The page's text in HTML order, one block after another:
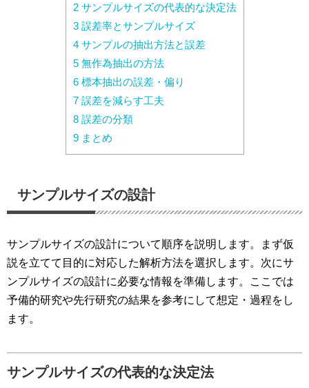
2 サンプルサイズの代表的な決定法
3 誤差率とサンプルサイズ
4 サンプルの抽出方法と誤差
5 無作為抽出の方法
6 標本抽出の誤差・偏り
7 誤差を減らす工夫
8 誤差の分類
9 まとめ
サンプルサイズの設計
サンプルサイズの設計について順序を説明します。まず仮
説を立てて目的に対応した解析方法を選択します。次にサ
ンプルサイズの設計に必要な情報を準備します。ここでは
予備的研究や先行研究の結果を参考にして想定・過程をし
ます。
サンプルサイズの代表的な決定法